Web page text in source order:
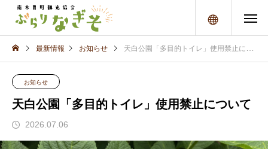
メニュー
最新情報 お知らせ 天白公園「多目的トイレ」使用禁止について
お知らせ
天白公園「多目的トイレ」使用禁止について
2026.07.06